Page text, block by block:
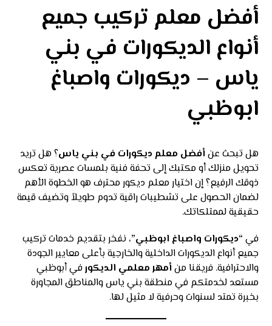
أفضل معلم تركيب جميع
أنواع الديكورات في بني
ياس – ديكورات واصباغ
ابوظبي
هل تبحث عنأفضل معلم ديكورات في بني ياس؟ هل تريد
تحويل منزلك أو مكتبك إلى تحفة فنية بلمسات عصرية تعكس
ذوقك الرفيع؟ إن اختيار معلم ديكور محترف هو الخطوة الأهم
لضمان الحصول على تشطيبات راقية تدوم طويلاً وتضيف قيمة
حقيقية لممتلكاتك.
في “ديكورات واصباغ ابوظبي”، نفخر بتقديم خدمات تركيب
جميع أنواع الديكورات الداخلية والخارجية بأعلى معايير الجودة
والاحترافية. فريقنا منأمهر معلمي الديكورفي أبوظبي
مستعد لخدمتكم في منطقة بني ياس والمناطق المجاورة
بخبرة تمتد لسنوات وحرفية لا مثيل لها.